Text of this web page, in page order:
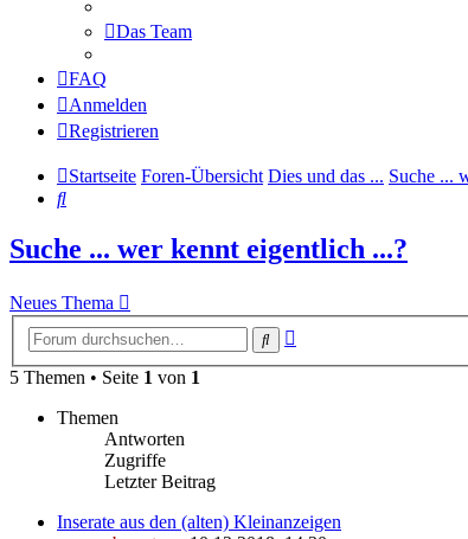
Das Team
FAQ
Anmelden
Registrieren
Startseite Foren-Übersicht Dies und das ... Suche ...
Suche
Suche ... wer kennt eigentlich ...?
Neues Thema
Suche
5 Themen • Seite 1 von 1
Themen
Antworten
Zugriffe
Letzter Beitrag
Inserate aus den (alten) Kleinanzeigen